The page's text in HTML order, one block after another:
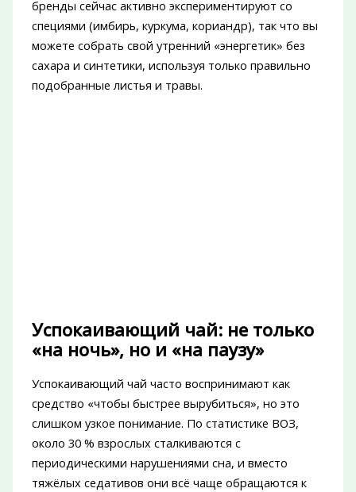
бренды сейчас активно экспериментируют со
специями (имбирь, куркума, кориандр), так что вы
можете собрать свой утренний «энергетик» без
сахара и синтетики, используя только правильно
подобранные листья и травы.
Успокаивающий чай: не только
«на ночь», но и «на паузу»
Успокаивающий чай часто воспринимают как
средство «чтобы быстрее вырубиться», но это
слишком узкое понимание. По статистике ВОЗ,
около 30 % взрослых сталкиваются с
периодическими нарушениями сна, и вместо
тяжёлых седативов они всё чаще обращаются к